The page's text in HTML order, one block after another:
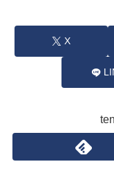
X